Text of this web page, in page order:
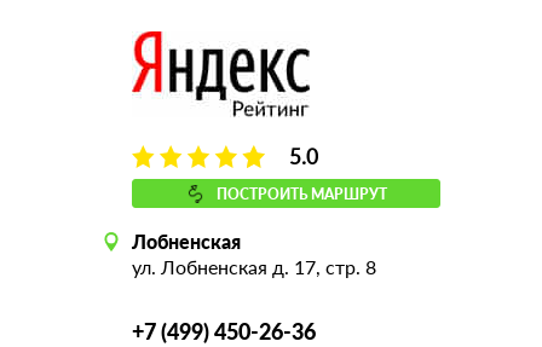
5.0
ПОСТРОИТЬ МАРШРУТ
Лобненская
ул. Лобненская д. 17, стр. 8
+7 (499) 450-26-36